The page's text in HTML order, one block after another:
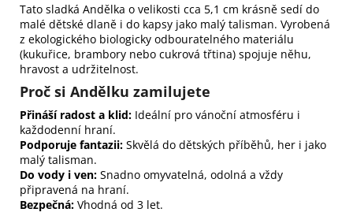
Tato sladká Andělka o velikosti cca 5,1 cm krásně sedí do
malé dětské dlaně i do kapsy jako malý talisman. Vyrobená
z ekologického biologicky odbouratelného materiálu
(kukuřice, brambory nebo cukrová třtina) spojuje něhu,
hravost a udržitelnost.
Proč si Andělku zamilujete
Přináší radost a klid: Ideální pro vánoční atmosféru i
každodenní hraní.
Podporuje fantazii: Skvělá do dětských příběhů, her i jako
malý talisman.
Do vody i ven: Snadno omyvatelná, odolná a vždy
připravená na hraní.
Bezpečná: Vhodná od 3 let.